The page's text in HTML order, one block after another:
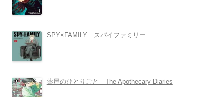
SPY×FAMILY スパイファミリー
薬屋のひとりごと The Apothecary Diaries